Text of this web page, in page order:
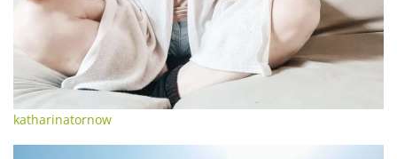
katharinatornow